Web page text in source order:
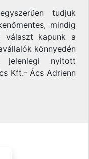
tudjuk
mindig
választ kapunk a
könnyedén
jelenlegi nyitott
Kft.- Ács Adrienn